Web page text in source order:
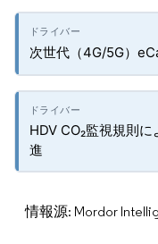
次世代（4G/5G）
HDV CO₂監視規則
進
情報源: Mordor